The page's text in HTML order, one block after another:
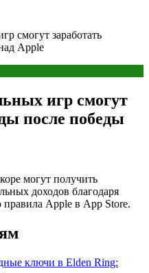
смогут заработать
Apple
игр смогут
после победы
могут получить
доходов благодаря
Apple в App Store.
ключи в Elden Ring: